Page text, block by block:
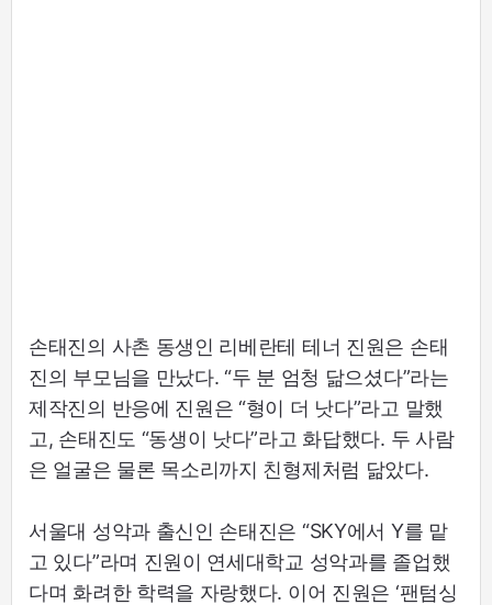
손태진의 사촌 동생인 리베란테 테너 진원은 손태
진의 부모님을 만났다. “두 분 엄청 닮으셨다”라는
제작진의 반응에 진원은 “형이 더 낫다”라고 말했
고, 손태진도 “동생이 낫다”라고 화답했다. 두 사람
은 얼굴은 물론 목소리까지 친형제처럼 닮았다.
서울대 성악과 출신인 손태진은 “SKY에서 Y를 맡
고 있다”라며 진원이 연세대학교 성악과를 졸업했
다며 화려한 학력을 자랑했다. 이어 진원은 ‘팬텀싱